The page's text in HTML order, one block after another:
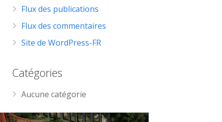
Flux des publications
Flux des commentaires
Site de WordPress-FR
Catégories
Aucune catégorie